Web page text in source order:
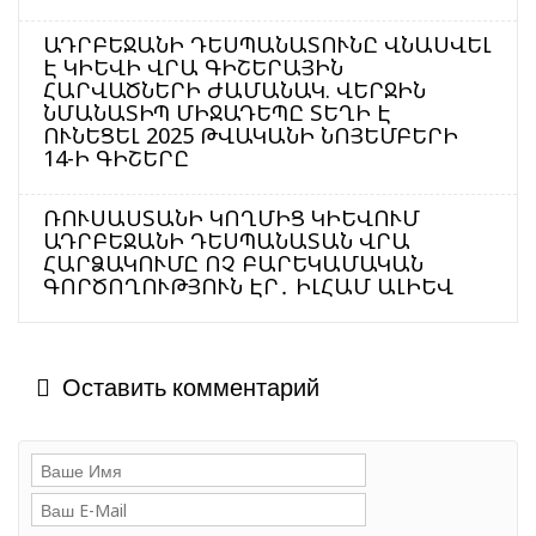
ԱԴՐԲԵՋԱՆԻ ԴԵՍՊԱՆԱՏՈՒՆԸ ՎՆԱՍՎԵԼ
Է ԿԻԵՎԻ ՎՐԱ ԳԻՇԵՐԱՅԻՆ
ՀԱՐՎԱԾՆԵՐԻ ԺԱՄԱՆԱԿ. ՎԵՐՋԻՆ
ՆՄԱՆԱՏԻՊ ՄԻՋԱԴԵՊԸ ՏԵՂԻ Է
ՈՒՆԵՑԵԼ 2025 ԹՎԱԿԱՆԻ ՆՈՅԵՄԲԵՐԻ
14-Ի ԳԻՇԵՐԸ
ՌՈՒՍԱՍՏԱՆԻ ԿՈՂՄԻՑ ԿԻԵՎՈՒՄ
ԱԴՐԲԵՋԱՆԻ ԴԵՍՊԱՆԱՏԱՆ ՎՐԱ
ՀԱՐՁԱԿՈՒՄԸ ՈՉ ԲԱՐԵԿԱՄԱԿԱՆ
ԳՈՐԾՈՂՈՒԹՅՈՒՆ ԷՐ․ ԻԼՀԱՄ ԱԼԻԵՎ
Оставить комментарий